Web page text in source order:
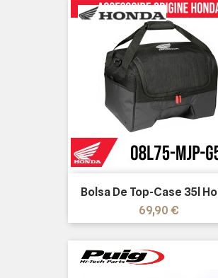
Bolsa De Top-Case 35l
Precio
69,90 €